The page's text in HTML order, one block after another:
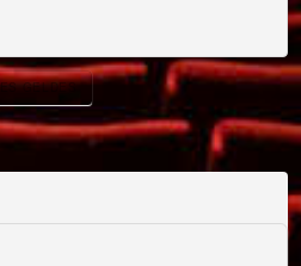
GELDES